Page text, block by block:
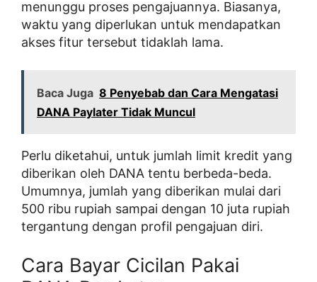
menunggu proses pengajuannya. Biasanya,
waktu yang diperlukan untuk mendapatkan
akses fitur tersebut tidaklah lama.
Baca Juga 8 Penyebab dan Cara Mengatasi
DANA Paylater Tidak Muncul
Perlu diketahui, untuk jumlah limit kredit yang
diberikan oleh DANA tentu berbeda-beda.
Umumnya, jumlah yang diberikan mulai dari
500 ribu rupiah sampai dengan 10 juta rupiah
tergantung dengan profil pengajuan diri.
Cara Bayar Cicilan Pakai